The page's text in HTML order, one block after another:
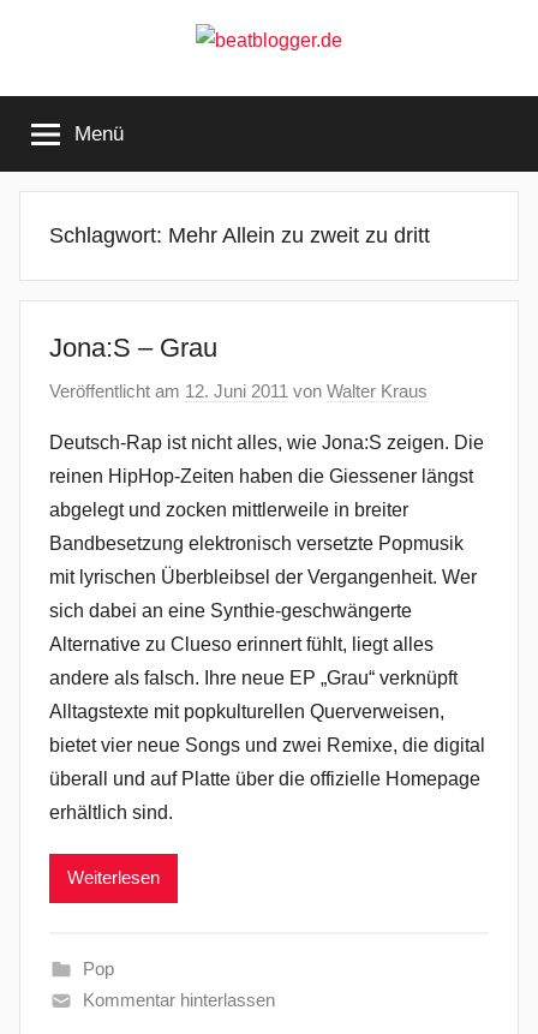
beatblogger.de
the
beat
goes
Menü
Schlagwort: Mehr Allein zu zweit zu dritt
Jona:S – Grau
Veröffentlicht am 12. Juni 2011 von Walter Kraus
Deutsch-Rap ist nicht alles, wie Jona:S zeigen. Die
reinen HipHop-Zeiten haben die Giessener längst
abgelegt und zocken mittlerweile in breiter
Bandbesetzung elektronisch versetzte Popmusik
mit lyrischen Überbleibsel der Vergangenheit. Wer
sich dabei an eine Synthie-geschwängerte
Alternative zu Clueso erinnert fühlt, liegt alles
andere als falsch. Ihre neue EP „Grau“ verknüpft
Alltagstexte mit popkulturellen Querverweisen,
bietet vier neue Songs und zwei Remixe, die digital
überall und auf Platte über die offizielle Homepage
erhältlich sind.
Weiterlesen
Pop
Kommentar hinterlassen